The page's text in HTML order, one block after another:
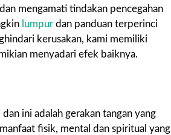
mengamati tindakan pencegahan
lumpur dan panduan terperinci
kerusakan, kami memiliki
menyadari efek baiknya.
ini adalah gerakan tangan yang
fisik, mental dan spiritual yang